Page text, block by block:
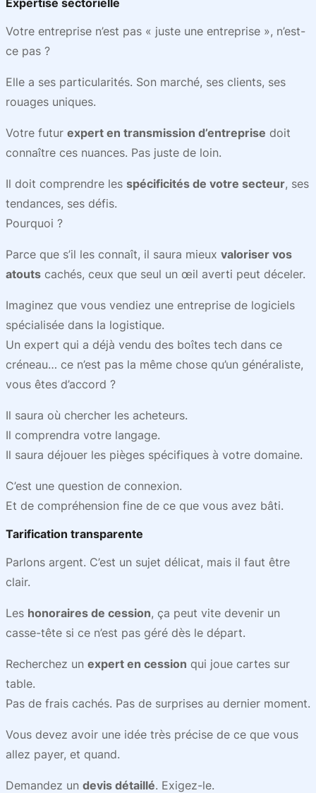
Expertise sectorielle
Votre entreprise n’est pas « juste une entreprise », n’est-
ce pas ?
Elle a ses particularités. Son marché, ses clients, ses
rouages uniques.
Votre futur expert en transmission d’entreprise doit
connaître ces nuances. Pas juste de loin.
Il doit comprendre les spécificités de votre secteur, ses
tendances, ses défis.
Pourquoi ?
Parce que s’il les connaît, il saura mieux valoriser vos
atouts cachés, ceux que seul un œil averti peut déceler.
Imaginez que vous vendiez une entreprise de logiciels
spécialisée dans la logistique.
Un expert qui a déjà vendu des boîtes tech dans ce
créneau… ce n’est pas la même chose qu’un généraliste,
vous êtes d’accord ?
Il saura où chercher les acheteurs.
Il comprendra votre langage.
Il saura déjouer les pièges spécifiques à votre domaine.
C’est une question de connexion.
Et de compréhension fine de ce que vous avez bâti.
Tarification transparente
Parlons argent. C’est un sujet délicat, mais il faut être
clair.
Les honoraires de cession, ça peut vite devenir un
casse-tête si ce n’est pas géré dès le départ.
Recherchez un expert en cession qui joue cartes sur
table.
Pas de frais cachés. Pas de surprises au dernier moment.
Vous devez avoir une idée très précise de ce que vous
allez payer, et quand.
Demandez un devis détaillé. Exigez-le.